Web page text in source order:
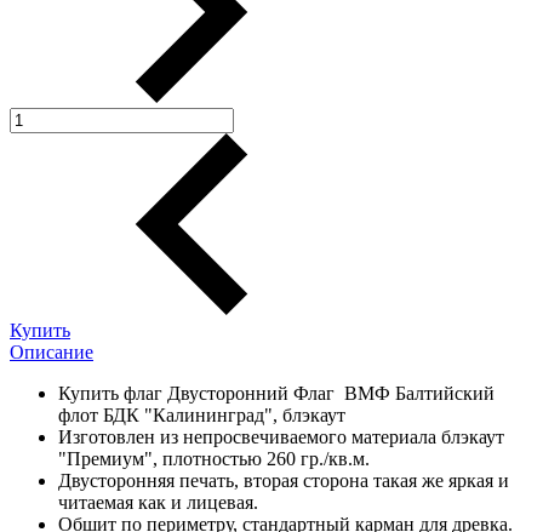
Купить
Описание
Купить флаг Двусторонний Флаг ВМФ Балтийский
флот БДК "Калининград", блэкаут
Изготовлен из непросвечиваемого материала блэкаут
"Премиум", плотностью 260 гр./кв.м.
Двусторонняя печать, вторая сторона такая же яркая и
читаемая как и лицевая.
Обшит по периметру, стандартный карман для древка.